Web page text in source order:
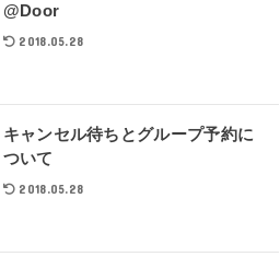
@Door
2018.05.28
キャンセル待ちとグループ予約に
ついて
2018.05.28